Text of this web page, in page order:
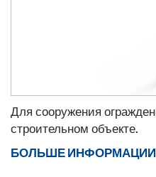
Для сооружения
строительном объекте.
БОЛЬШЕ ИНФОРМАЦИИ